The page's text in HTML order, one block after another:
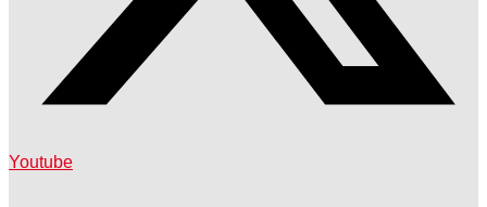
Youtube